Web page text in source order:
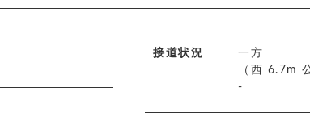
接道状況
一方
（西 6.7m
-